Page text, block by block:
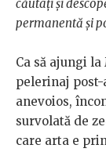
căutați și
permanentă și
Ca să ajungi la
pelerinaj
anevoios,
survolată de
care arta e